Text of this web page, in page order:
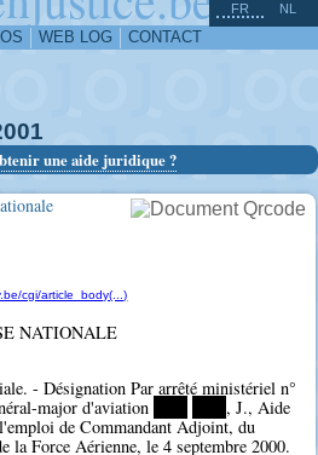
WEB LOG CONTACT
FR NL
une aide juridique ?
cgi/article_body(...)
NATIONALE
- Désignation Par arrêté ministériel n°
major d'aviation
****, J., Aide
de Commandant Adjoint, du
la Force Aérienne, le 4 septembre 2000.
^